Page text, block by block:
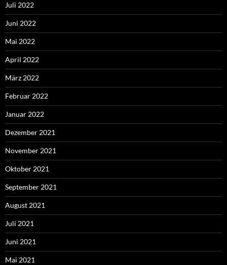
Juli 2022
Juni 2022
Mai 2022
April 2022
März 2022
Februar 2022
Januar 2022
Dezember 2021
November 2021
Oktober 2021
September 2021
August 2021
Juli 2021
Juni 2021
Mai 2021